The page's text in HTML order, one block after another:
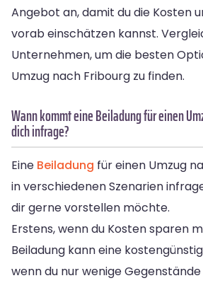
Angebot an, damit du die Kosten
vorab einschätzen kannst.
Unternehmen, um die besten
Umzug nach Fribourg zu finden.
Wann kommt eine Beiladung für einen
dich infrage?
Eine Beiladung für einen Umzug
in verschiedenen Szenarien
dir gerne vorstellen möchte.
Erstens, wenn du Kosten sparen
Beiladung kann eine
wenn du nur wenige